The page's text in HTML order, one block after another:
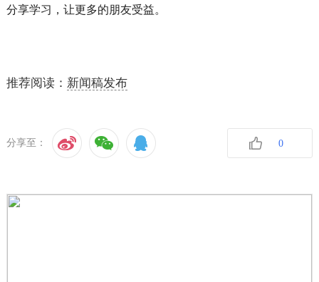
分享学习，让更多的朋友受益。
推荐阅读： 新闻稿发布
分享至： 0